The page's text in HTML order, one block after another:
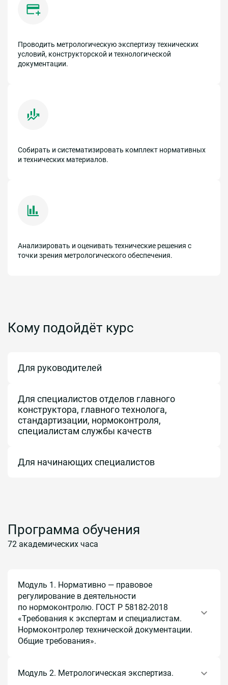
Проводить метрологическую экспертизу технических
условий, конструкторской и технологической
документации.
Собирать и систематизировать комплект нормативных
и технических материалов.
Анализировать и оценивать технические решения с
точки зрения метрологического обеспечения.
Кому подойдёт курс
Для руководителей
Для специалистов отделов главного
конструктора, главного технолога,
стандартизации, нормоконтроля,
специалистам службы качеств
Для начинающих специалистов
Программа обучения
72 академических часа
Модуль 1. Нормативно — правовое
регулирование в деятельности
по нормоконтролю. ГОСТ Р 58182-2018
«Требования к экспертам и специалистам.
Нормоконтролер технической документации.
Общие требования».
Тема 1.2. Права и обязанности нормоконтролера.
Модуль 2. Метрологическая экспертиза.